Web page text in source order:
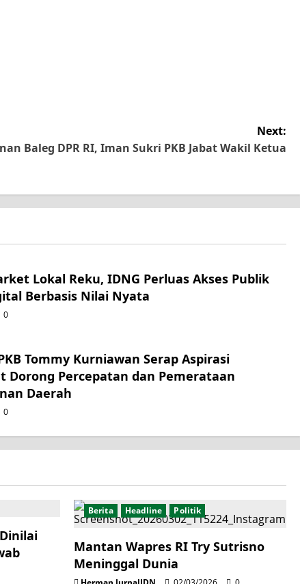
Next:
Baleg DPR RI, Iman Sukri PKB Jabat Wakil Ketua
Lokal Reku, IDNG Perluas Akses Publik
Berbasis Nilai Nyata
0
Tommy Kurniawan Serap Aspirasi
Dorong Percepatan dan Pemerataan
Daerah
0
Berita Headline Politik
Mantan Wapres RI Try Sutrisno
Meninggal Dunia